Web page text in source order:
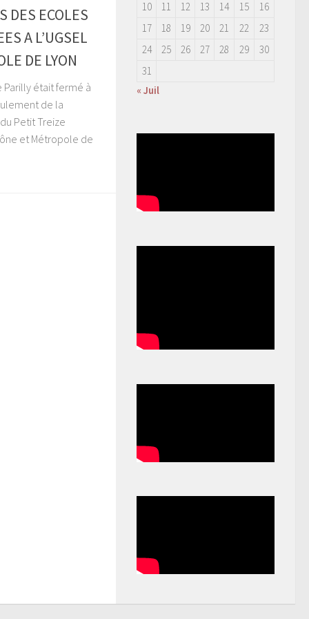
DES ECOLES
A L’UGSEL
DE LYON
Parilly était fermé à
de la
Petit Treize
et Métropole de
10
11 12 13 14 15
16
17
18 19 20 21 22
23
24
25 26 27 28 29
30
31
« Juil